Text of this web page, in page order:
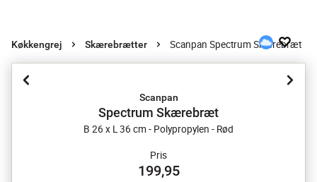
Køkkengrej Skærebrætter Scanpan Spectrum Skærebræt
Scanpan
Spectrum Skærebræt
B 26 x L 36 cm - Polypropylen - Rød
Pris
199,95